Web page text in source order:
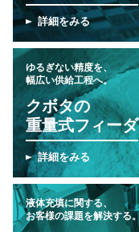
詳細をみる
ゆるぎない精度を、
幅広い供給工程へ。
クボタの
重量式フィーダ
詳細をみる
液体充填に関する、
お客様の課題を解決する。